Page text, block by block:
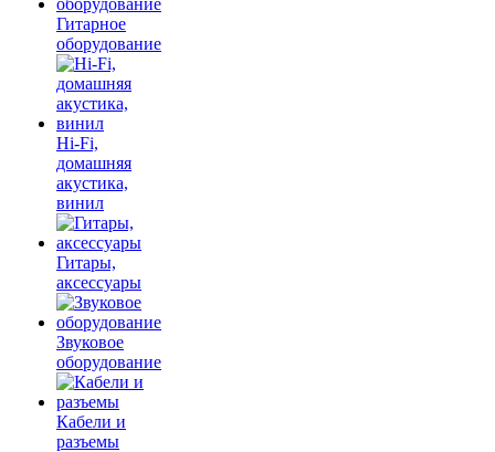
Гитарное
оборудование
Hi-Fi,
домашняя
акустика,
винил
Гитары,
аксессуары
Звуковое
оборудование
Кабели и
разъемы